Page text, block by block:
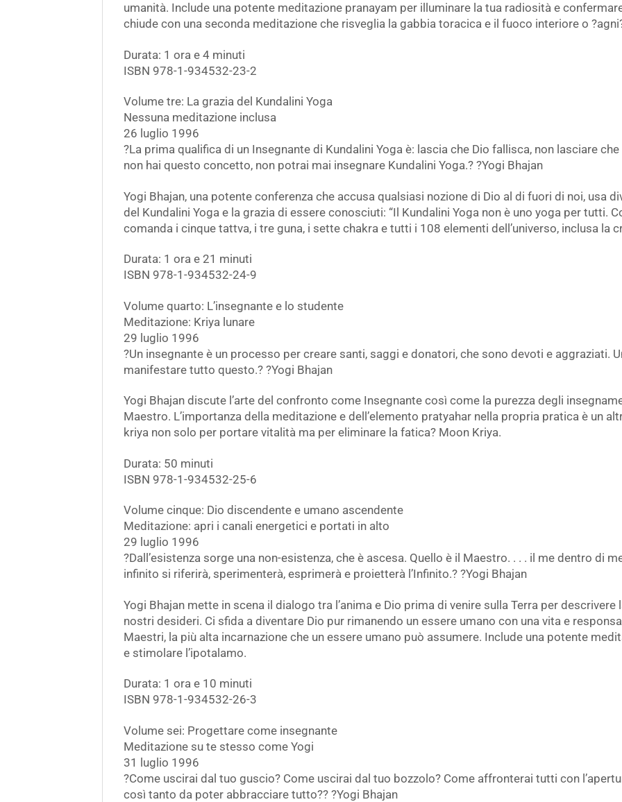
umanità. Include una potente meditazione pranayam per illuminare la tua radiosità e
chiude con una seconda meditazione che risveglia la gabbia toracica e il fuoco interiore o
Durata: 1 ora e 4 minuti
ISBN 978-1-934532-23-2
Volume tre: La grazia del Kundalini Yoga
Nessuna meditazione inclusa
26 luglio 1996
?La prima qualifica di un Insegnante di Kundalini Yoga è: lascia che Dio fallisca, non lasciare
non hai questo concetto, non potrai mai insegnare Kundalini Yoga.? ?Yogi Bhajan
Yogi Bhajan, una potente conferenza che accusa qualsiasi nozione di Dio al di fuori di noi, usa
del Kundalini Yoga e la grazia di essere conosciuti: “Il Kundalini Yoga non è uno yoga per tutti.
comanda i cinque tattva, i tre guna, i sette chakra e tutti i 108 elementi dell’universo, inclusa la
Durata: 1 ora e 21 minuti
ISBN 978-1-934532-24-9
Volume quarto: L’insegnante e lo studente
Meditazione: Kriya lunare
29 luglio 1996
?Un insegnante è un processo per creare santi, saggi e donatori, che sono devoti e aggraziati.
manifestare tutto questo.? ?Yogi Bhajan
Yogi Bhajan discute l’arte del confronto come Insegnante così come la purezza degli
Maestro. L’importanza della meditazione e dell’elemento pratyahar nella propria pratica è un
kriya non solo per portare vitalità ma per eliminare la fatica? Moon Kriya.
Durata: 50 minuti
ISBN 978-1-934532-25-6
Volume cinque: Dio discendente e umano ascendente
Meditazione: apri i canali energetici e portati in alto
29 luglio 1996
?Dall’esistenza sorge una non-esistenza, che è ascesa. Quello è il Maestro. . . . il me dentro di
infinito si riferirà, sperimenterà, esprimerà e proietterà l’Infinito.? ?Yogi Bhajan
Yogi Bhajan mette in scena il dialogo tra l’anima e Dio prima di venire sulla Terra per descrivere
nostri desideri. Ci sfida a diventare Dio pur rimanendo un essere umano con una vita e
Maestri, la più alta incarnazione che un essere umano può assumere. Include una potente
e stimolare l’ipotalamo.
Durata: 1 ora e 10 minuti
ISBN 978-1-934532-26-3
Volume sei: Progettare come insegnante
Meditazione su te stesso come Yogi
31 luglio 1996
?Come uscirai dal tuo guscio? Come uscirai dal tuo bozzolo? Come affronterai tutti con
così tanto da poter abbracciare tutto?? ?Yogi Bhajan